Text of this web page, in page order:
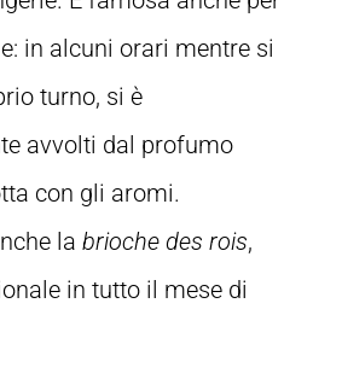
in alcuni orari mentre si
turno, si è
avvolti dal profumo
con gli aromi.
la brioche des rois,
in tutto il mese di